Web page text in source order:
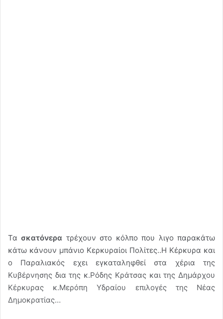
Τα σκατόνερα τρέχουν στο κόλπο που λιγο παρακάτω
κάτω κάνουν μπάνιο Κερκυραίοι Πολίτες..Η Κέρκυρα και
ο Παραλιακός εχει εγκαταληφθεί στα χέρια της
Κυβέρνησης δια της κ.Ρόδης Κράτσας και της Δημάρχου
Κέρκυρας κ.Μερόπη Υδραίου επιλογές της Νέας
Δημοκρατίας…